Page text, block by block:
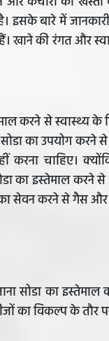
इसके बारे में
हैं। खाने की रंगत
करने से
का उपयोग करने
करना चाहिए।
का इस्तेमाल करने से
का सेवन करने से गैस
सोडा का
का विकल्प के तौर